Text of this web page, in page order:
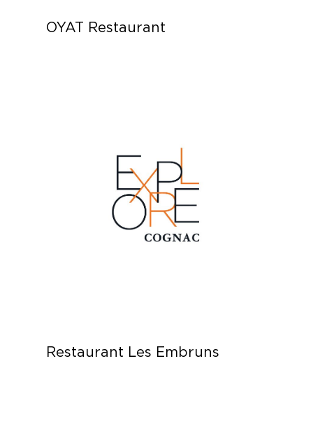
OYAT Restaurant
Restaurant Les Embruns